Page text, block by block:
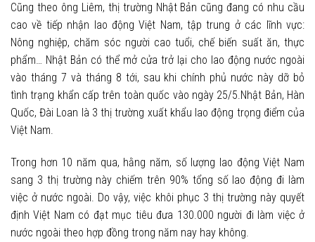
Cũng theo ông Liêm, thị trường Nhật Bản cũng đang có nhu cầu
cao về tiếp nhận lao động Việt Nam, tập trung ở các lĩnh vực:
Nông nghiệp, chăm sóc người cao tuổi, chế biến suất ăn, thực
phẩm… Nhật Bản có thể mở cửa trở lại cho lao động nước ngoài
vào tháng 7 và tháng 8 tới, sau khi chính phủ nước này dỡ bỏ
tình trạng khẩn cấp trên toàn quốc vào ngày 25/5.Nhật Bản, Hàn
Quốc, Đài Loan là 3 thị trường xuất khẩu lao động trọng điểm của
Việt Nam.
Trong hơn 10 năm qua, hằng năm, số lượng lao động Việt Nam
sang 3 thị trường này chiếm trên 90% tổng số lao động đi làm
việc ở nước ngoài. Do vậy, việc khôi phục 3 thị trường này quyết
định Việt Nam có đạt mục tiêu đưa 130.000 người đi làm việc ở
nước ngoài theo hợp đồng trong năm nay hay không.